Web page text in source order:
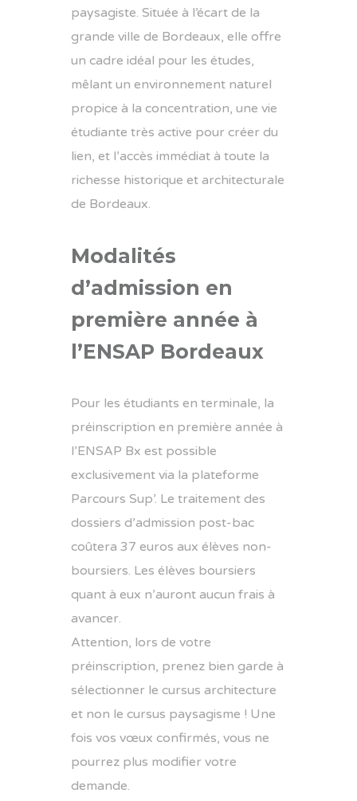
paysagiste. Située à l’écart de la
grande ville de Bordeaux, elle offre
un cadre idéal pour les études,
mêlant un environnement naturel
propice à la concentration, une vie
étudiante très active pour créer du
lien, et l’accès immédiat à toute la
richesse historique et architecturale
de Bordeaux.
Modalités
d’admission en
première année à
l’ENSAP Bordeaux
Pour les étudiants en terminale, la
préinscription en première année à
l’ENSAP Bx est possible
exclusivement via la plateforme
Parcours Sup’. Le traitement des
dossiers d’admission post-bac
coûtera 37 euros aux élèves non-
boursiers. Les élèves boursiers
quant à eux n’auront aucun frais à
avancer.
Attention, lors de votre
préinscription, prenez bien garde à
sélectionner le cursus architecture
et non le cursus paysagisme ! Une
fois vos vœux confirmés, vous ne
pourrez plus modifier votre
demande.